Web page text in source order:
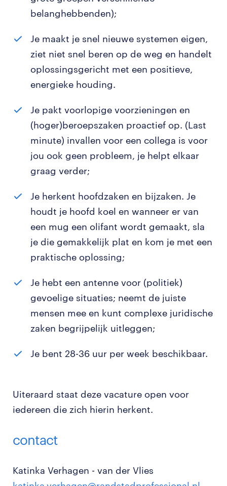
belanghebbenden);
Je maakt je snel nieuwe systemen eigen,
ziet niet snel beren op de weg en handelt
oplossingsgericht met een positieve,
energieke houding.
Je pakt voorlopige voorzieningen en
(hoger)beroepszaken proactief op. (Last
minute) invallen voor een collega is voor
jou ook geen probleem, je helpt elkaar
graag verder;
Je herkent hoofdzaken en bijzaken. Je
houdt je hoofd koel en wanneer er van
een mug een olifant wordt gemaakt, sla
je die gemakkelijk plat en kom je met een
praktische oplossing;
Je hebt een antenne voor (politiek)
gevoelige situaties; neemt de juiste
mensen mee en kunt complexe juridische
zaken begrijpelijk uitleggen;
Je bent 28-36 uur per week beschikbaar.
Uiteraard staat deze vacature open voor
iedereen die zich hierin herkent.
contact
Katinka Verhagen - van der Vlies